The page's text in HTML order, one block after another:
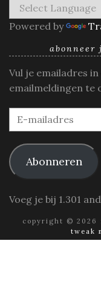
Powered by
Vul je emailadres
emailmeldingen te
E-
mailadres
Abonneren
Voeg je bij 1.301
copyright © 2026
tweak